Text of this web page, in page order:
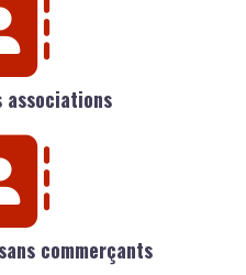
associations
commerçants